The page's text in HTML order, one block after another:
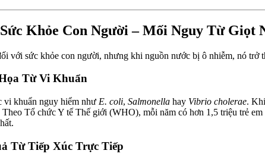
Khỏe Con Người – Mối Nguy Từ Giọt
với sức khỏe con người, nhưng khi nguồn nước bị ô nhiễm, nó trở
Từ Vi Khuẩn
vi khuẩn nguy hiểm như E. coli, Salmonella hay Vibrio cholerae.
Theo Tổ chức Y tế Thế giới (WHO), mỗi năm có hơn 1,5 triệu trẻ
Từ Tiếp Xúc Trực Tiếp